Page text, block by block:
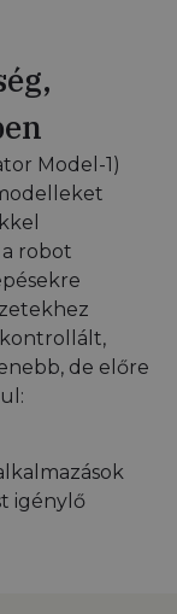
Model-1)
robot
kontrollált,
de előre
igénylő